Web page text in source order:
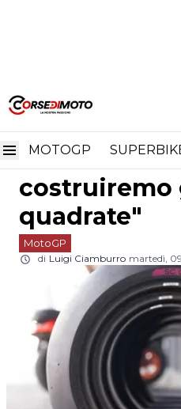
MOTOGP
Home MotoGP
Pirelli E
Pirelli e
Coca-Cola e
costruiremo
quadrate"
MotoGP
di Luigi Ciamburro martedì,